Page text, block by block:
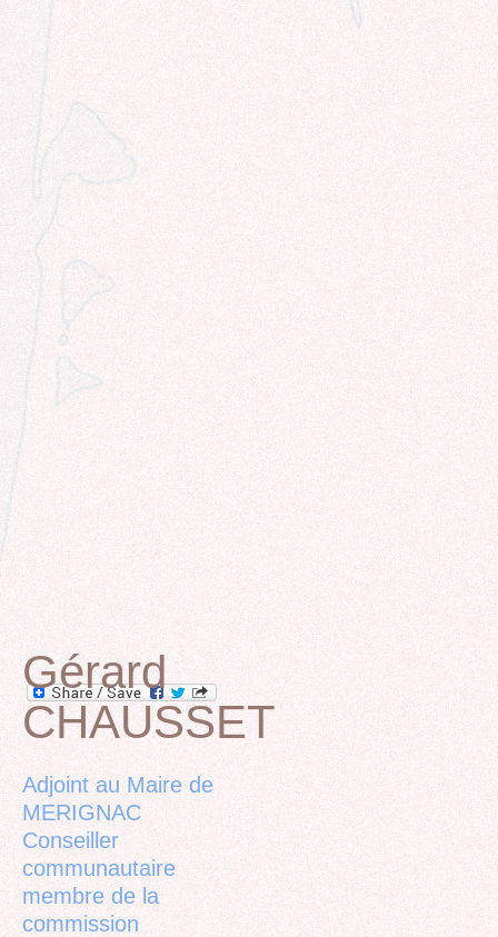
Back
to
top
Gérard
CHAUSSET
Adjoint au Maire de
MERIGNAC
Conseiller
communautaire
membre de la
commission